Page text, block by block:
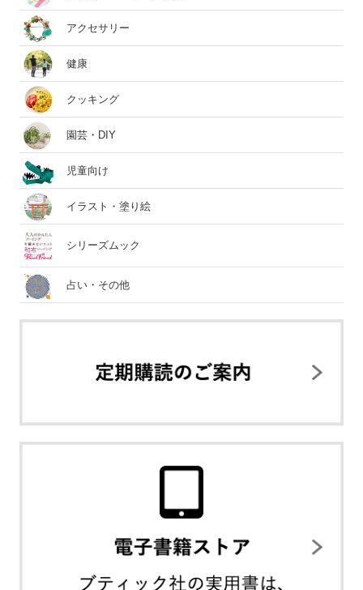
アクセサリー
健康
クッキング
園芸・DIY
児童向け
イラスト・塗り絵
シリーズムック
占い・その他